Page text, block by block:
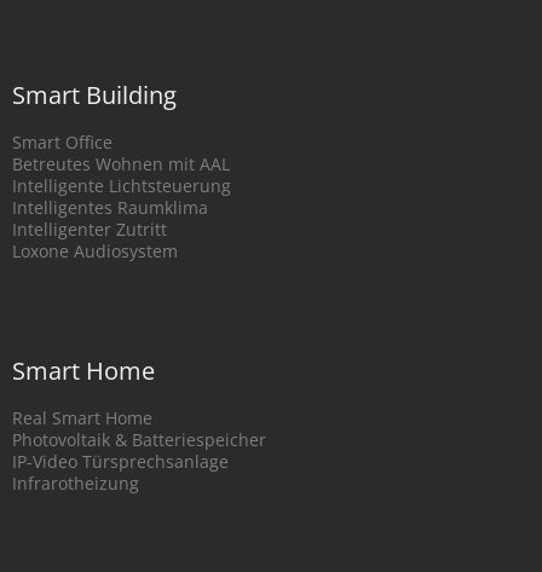
Smart Building
Smart Office
Betreutes Wohnen mit AAL
Intelligente Lichtsteuerung
Intelligentes Raumklima
Intelligenter Zutritt
Loxone Audiosystem
Smart Home
Real Smart Home
Photovoltaik & Batteriespeicher
IP-Video Türsprechsanlage
Infrarotheizung